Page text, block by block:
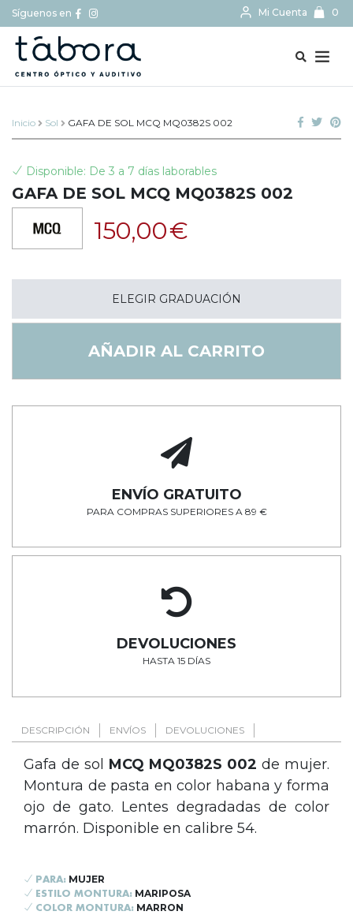
Síguenos en Mi Cuenta 0
Inicio Sol GAFA DE SOL MCQ MQ0382S 002
Disponible: De 3 a 7 días laborables
GAFA DE SOL MCQ MQ0382S 002
150,00€
ELEGIR GRADUACIÓN
AÑADIR AL CARRITO
ENVÍO GRATUITO
PARA COMPRAS SUPERIORES A 89 €
DEVOLUCIONES
HASTA 15 DÍAS
DESCRIPCIÓN ENVÍOS DEVOLUCIONES
Gafa de sol MCQ MQ0382S 002 de mujer.
Montura de pasta en color habana y forma
ojo de gato. Lentes degradadas de color
marrón. Disponible en calibre 54.
PARA: MUJER
ESTILO MONTURA: MARIPOSA
COLOR MONTURA: MARRON